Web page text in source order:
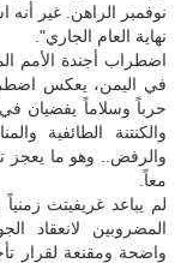
نوفمبر الراهن. غير
نهاية العام الجاري".
اضطراب أجندة الأمم
في اليمن، يعكس
حرباً وسلاماً يفضيان
والكنتنة الطائفية
معاً.
لم يباعد غريفيتث
المضروبين لانعقاد
واضحة ومقنعة لقرار